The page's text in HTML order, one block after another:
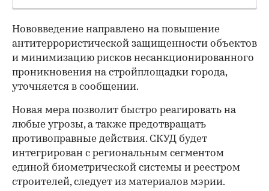
Нововведение направлено на повышение
антитеррористической защищенности объектов
и минимизацию рисков несанкционированного
проникновения на стройплощадки города,
уточняется в сообщении.
Новая мера позволит быстро реагировать на
любые угрозы, а также предотвращать
противоправные действия. СКУД будет
интегрирован с региональным сегментом
единой биометрической системы и реестром
строителей, следует из материалов мэрии.